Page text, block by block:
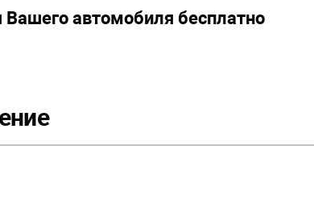
автомобиля бесплатно